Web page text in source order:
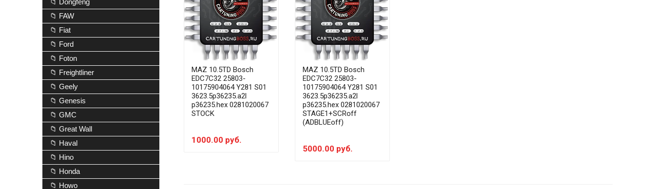
MAZ 10.5TD Bosch
EDC7C32 25803-
10175904064 Y281 S01
3623.5p36235.a2l
p36235.hex 0281020067
STOCK
1000.00 руб.
MAZ 10.5TD Bosch
EDC7C32 25803-
10175904064 Y281 S01
3623.5p36235.a2l
p36235.hex 0281020067
STAGE1+SCRoff
(ADBLUEoff)
5000.00 руб.
📁 Dongfeng
📁 FAW
📁 Fiat
📁 Ford
📁 Foton
📁 Freightliner
📁 Geely
📁 Genesis
📁 GMC
📁 Great Wall
📁 Haval
📁 Hino
📁 Honda
📁 Howo